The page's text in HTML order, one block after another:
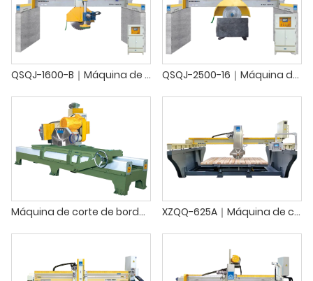
QSQJ-1600-B｜Máquina de corte de blocos horizontais Bridge QSQJ-2500-16｜Máquina de corte de blocos multilâminas de ponte
Máquina de corte de bordas manual XZQQ-625A｜Máquina de corte monobloco